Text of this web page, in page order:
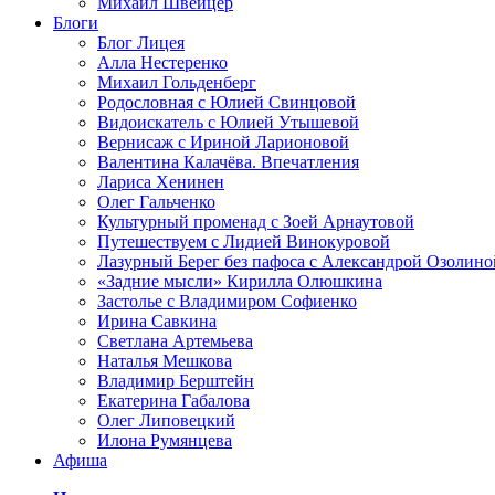
Блоги
Блог Лицея
Алла Нестеренко
Михаил Гольденберг
Родословная с Юлией Свинцовой
Видоискатель с Юлией Утышевой
Вернисаж с Ириной Ларионовой
Валентина Калачёва. Впечатления
Лариса Хенинен
Олег Гальченко
Культурный променад с Зоей Арнаутовой
Путешествуем с Лидией Винокуровой
Лазурный Берег без пафоса с Александрой
«Задние мысли» Кирилла Олюшкина
Застолье с Владимиром Софиенко
Ирина Савкина
Светлана Артемьева
Наталья Мешкова
Владимир Берштейн
Екатерина Габалова
Олег Липовецкий
Илона Румянцева
Афиша